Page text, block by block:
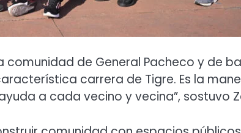
de General Pacheco y de
carrera de Tigre. Es la
a cada vecino y vecina”, sostuvo